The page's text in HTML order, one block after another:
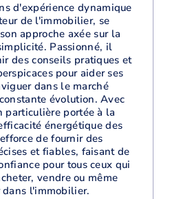
d'expérience dynamique
de l'immobilier, se
approche axée sur la
Passionné, il
des conseils pratiques et
pour aider ses
dans le marché
évolution. Avec
particulière portée à la
énergétique des
de fournir des
et fiables, faisant de
pour tous ceux qui
vendre ou même
l'immobilier.